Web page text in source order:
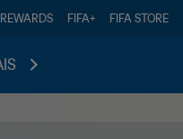
FIFA+ FIFA STORE